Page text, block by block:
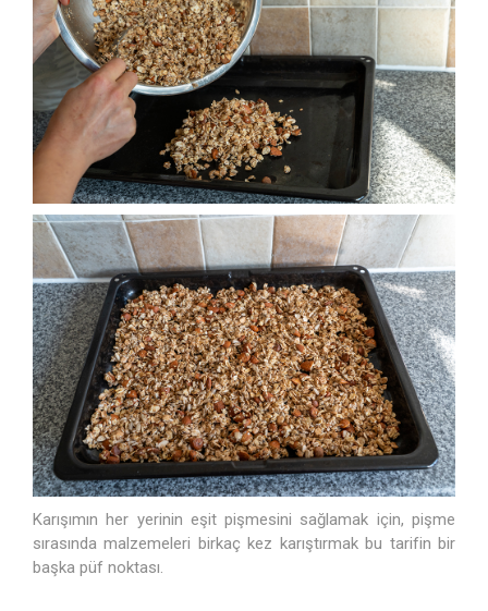
Karışımın her yerinin eşit pişmesini sağlamak için, pişme
sırasında malzemeleri birkaç kez karıştırmak bu tarifin bir
başka püf noktası.